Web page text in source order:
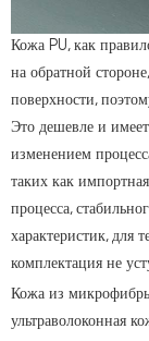
Кожа PU, как
на обратной
поверхности,
Это дешевле и
изменением
таких как
процесса,
характеристик, для
комплектация не
Кожа из
ультраволоконная